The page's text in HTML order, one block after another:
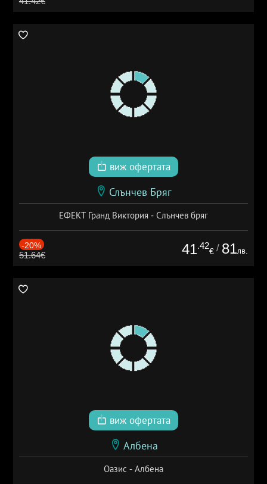
виж офертата
Слънчев Бряг
ЕФЕКТ Гранд Виктория - Слънчев бряг
-20%
51.64€ 41.42
€ / 81лв.
виж офертата
Албена
Оазис - Албена